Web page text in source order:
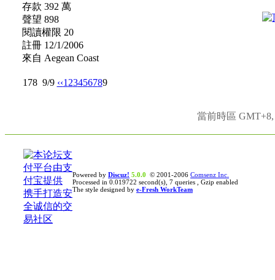
存款 392 萬
聲望 898
閱讀權限 20
註冊 12/1/2006
來自 Aegean Coast
178 9/9 ‹‹1 23456789
當前時區
Powered by Discuz! 5.0.0 © 2001-2006 Comsenz Inc.
Processed in 0.019722 second(s), 7 queries , Gzip enabled
The style designed by e-Fresh WorkTeam